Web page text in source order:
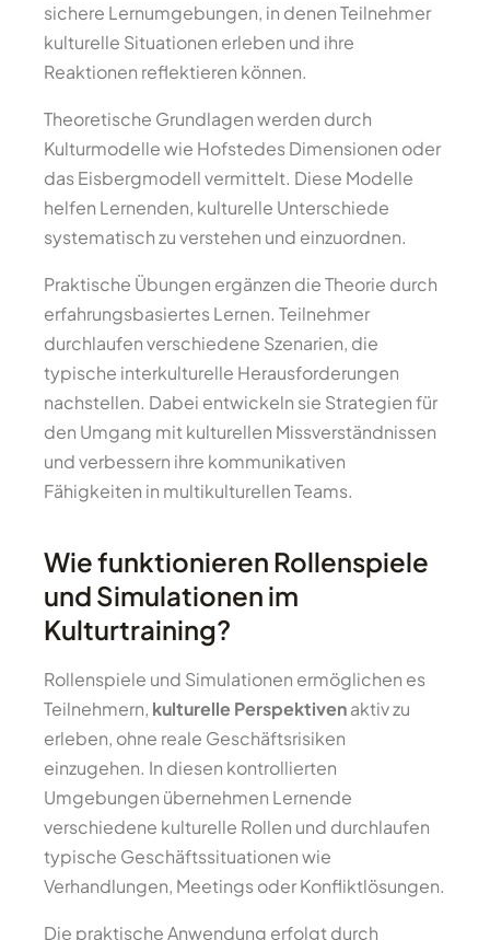
sichere Lernumgebungen, in denen Teilnehmer
kulturelle Situationen erleben und ihre
Reaktionen reflektieren können.
Theoretische Grundlagen werden durch
Kulturmodelle wie Hofstedes Dimensionen oder
das Eisbergmodell vermittelt. Diese Modelle
helfen Lernenden, kulturelle Unterschiede
systematisch zu verstehen und einzuordnen.
Praktische Übungen ergänzen die Theorie durch
erfahrungsbasiertes Lernen. Teilnehmer
durchlaufen verschiedene Szenarien, die
typische interkulturelle Herausforderungen
nachstellen. Dabei entwickeln sie Strategien für
den Umgang mit kulturellen Missverständnissen
und verbessern ihre kommunikativen
Fähigkeiten in multikulturellen Teams.
Wie funktionieren Rollenspiele
und Simulationen im
Kulturtraining?
Rollenspiele und Simulationen ermöglichen es
Teilnehmern, kulturelle Perspektivenaktiv zu
erleben, ohne reale Geschäftsrisiken
einzugehen. In diesen kontrollierten
Umgebungen übernehmen Lernende
verschiedene kulturelle Rollen und durchlaufen
typische Geschäftssituationen wie
Verhandlungen, Meetings oder Konfliktlösungen.
Die praktische Anwendung erfolgt durch